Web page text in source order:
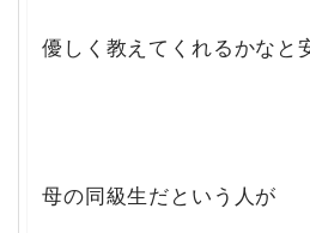
優しく教えてくれるかなと
母の同級生だという人が